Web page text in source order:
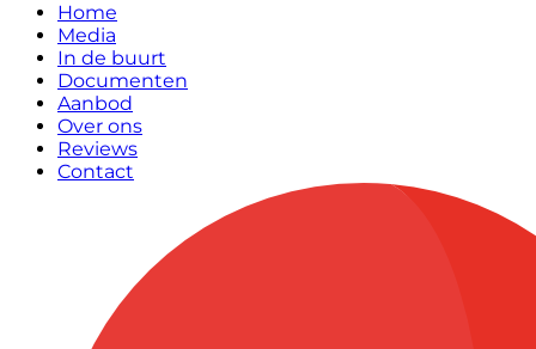
Home
Media
In de buurt
Documenten
Aanbod
Over ons
Reviews
Contact